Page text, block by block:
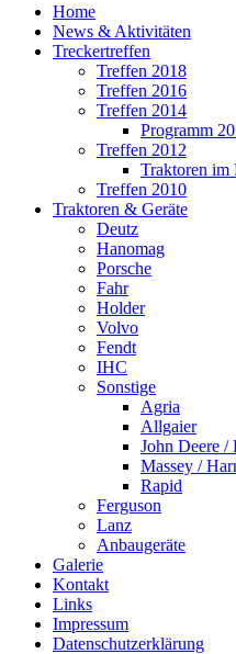
Home
News & Aktivitäten
Treckertreffen
Treffen 2018
Treffen 2016
Treffen 2014
Programm
Treffen 2012
Traktoren im
Treffen 2010
Traktoren & Geräte
Deutz
Hanomag
Porsche
Fahr
Holder
Volvo
Fendt
IHC
Sonstige
Agria
Allgaier
John Deere /
Massey /
Rapid
Ferguson
Lanz
Anbaugeräte
Galerie
Kontakt
Links
Impressum
Datenschutzerklärung